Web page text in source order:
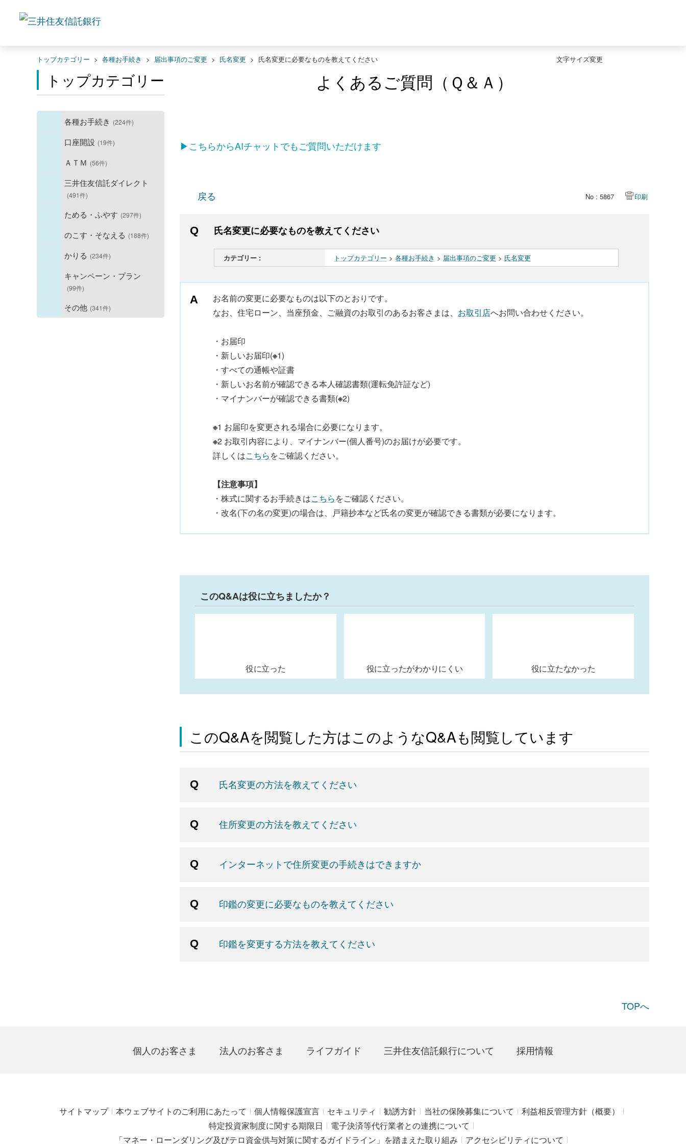
文字サイズ変更
トップカテゴリー > 各種お手続き > 届出事項のご変更 > 氏名変更 > 氏名変更に必要なものを教えてください
トップカテゴリー
各種お手続き (224件)
口座開設 (19件)
ＡＴＭ (56件)
三井住友信託ダイレクト
(491件)
ためる・ふやす (297件)
のこす・そなえる (188件)
かりる (234件)
キャンペーン・プラン
(99件)
その他 (341件)
よくあるご質問（Ｑ＆Ａ）
▶こちらからAIチャットでもご質問いただけます
戻る No : 5867 印刷
氏名変更に必要なものを教えてください
カテゴリー : トップカテゴリー > 各種お手続き > 届出事項のご変更 > 氏名変更
お名前の変更に必要なものは以下のとおりです。
なお、住宅ローン、当座預金、ご融資のお取引のあるお客さまは、 お取引店へお問い合わせください。
・お届印
・新しいお届印(※1)
・すべての通帳や証書
・新しいお名前が確認できる本人確認書類(運転免許証など)
・マイナンバーが確認できる書類(※2)
※1 お届印を変更される場合に必要になります。
※2 お取引内容により、マイナンバー(個人番号)のお届けが必要です。
詳しくはこちらをご確認ください。
【注意事項】
・株式に関するお手続きはこちらをご確認ください。
・改名(下の名の変更)の場合は、戸籍抄本など氏名の変更が確認できる書類が必要になります。
このQ&Aは役に立ちましたか？
役に立った 役に立ったがわかりにくい 役に立たなかった
このQ&Aを閲覧した方はこのようなQ&Aも閲覧しています
氏名変更の方法を教えてください
住所変更の方法を教えてください
インターネットで住所変更の手続きはできますか
印鑑の変更に必要なものを教えてください
印鑑を変更する方法を教えてください
TOPへ
個人のお客さま 法人のお客さま ライフガイド 三井住友信託銀行について 採用情報
サイトマップ 本ウェブサイトのご利用にあたって 個人情報保護宣言 セキュリティ 勧誘方針 当社の保険募集について
利益相反管理方針（概要）
特定投資家制度に関する期限日
電子決済等代行業者との連携について
「マネー・ローンダリング及びテロ資金供与対策に関するガイドライン」を踏まえた取り組み
アクセシビリティについて